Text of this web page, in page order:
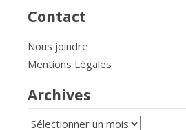
Contact
Nous joindre
Mentions Légales
Archives
Archives